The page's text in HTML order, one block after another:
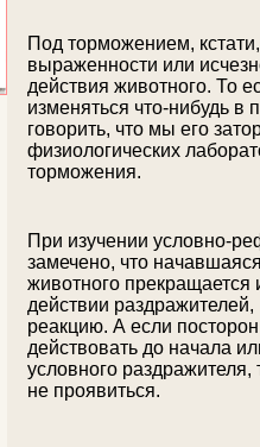
Под торможением,
выраженности или
действия животного. То
изменяться что-нибудь
говорить, что мы его
физиологических
торможения.
При изучении условно-
замечено, что
животного прекращается
действии
реакцию. А если
действовать до начала
условного
не проявиться.